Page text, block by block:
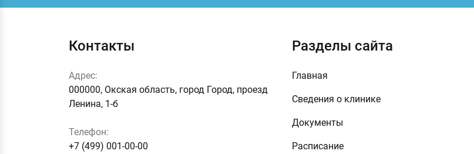
Контакты
Адрес:
000000, Окская область, город Город, проезд
Ленина, 1-б
Телефон:
+7 (499) 001-00-00
Разделы сайта
Главная
Сведения о клинике
Документы
Расписание